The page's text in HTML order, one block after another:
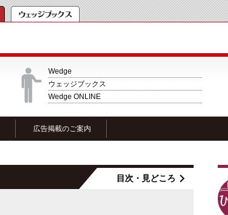
Wedge
ウェッジブックス
Wedge ONLINE
広告掲載のご案内
目次・見どころ